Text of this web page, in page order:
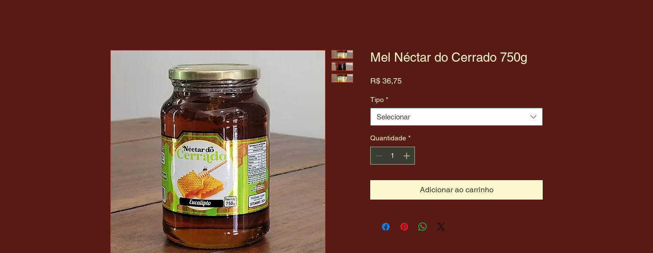
Mel Néctar do Cerrado 750g
R$ 36,75Preço
Tipo *
Selecionar
Quantidade *
Adicionar ao carrinho